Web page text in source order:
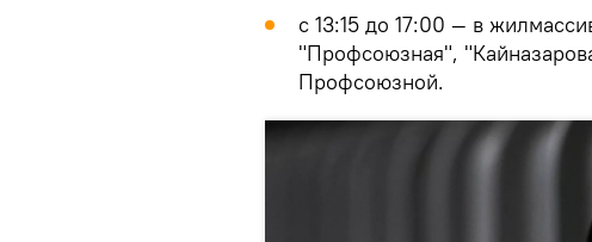
с 13:15 до 17:00 — в
"Профсоюзная",
Профсоюзной.